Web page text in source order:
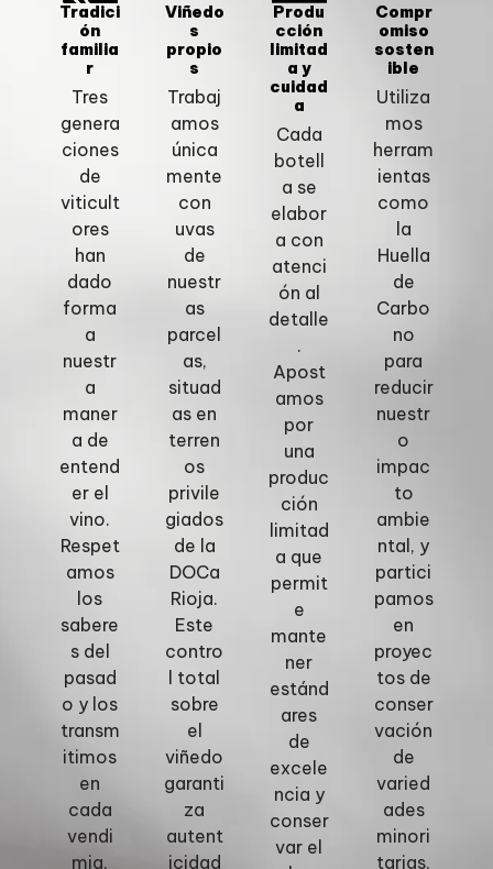
Tradici
ón
familia
r
Tres
genera
ciones
de
viticult
ores
han
dado
forma
a
nuestr
a
maner
a de
entend
er el
vino.
Respet
amos
los
sabere
s del
pasad
o y los
transm
itimos
en
cada
vendi
mia,
Viñedo
s
propio
s
Trabaj
amos
única
mente
con
uvas
de
nuestr
as
parcel
as,
situad
as en
terren
os
privile
giados
de la
DOCa
Rioja.
Este
contro
l total
sobre
el
viñedo
garanti
za
autent
icidad
Produ
cción
limitad
a y
cuidad
a
Cada
botell
a se
elabor
a con
atenci
ón al
detalle
.
Apost
amos
por
una
produc
ción
limitad
a que
permit
e
mante
ner
estánd
ares
de
excele
ncia y
conser
var el
Compr
omiso
sosten
ible
Utiliza
mos
herram
ientas
como
la
Huella
de
Carbo
no
para
reducir
nuestr
o
impac
to
ambie
ntal, y
partici
pamos
en
proyec
tos de
conser
vación
de
varied
ades
minori
tarias,